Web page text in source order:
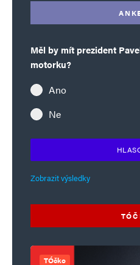
Měl by mít prezident
motorku?
Ano
Ne
Zobrazit výsledky
TÓčko